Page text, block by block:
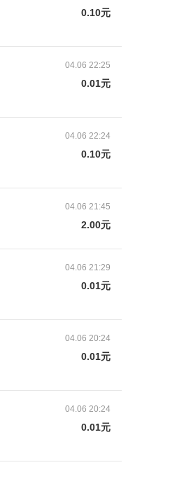
子紧张了，再次带娃
步确诊。听到这个消
敷上湿毛巾降温。
查，儿子被确诊为急
0.10元
04.06 22:25
0.01元
04.06 22:24
0.10元
04.06 21:45
2.00元
04.06 21:29
0.01元
04.06 20:24
0.01元
04.06 20:24
0.01元